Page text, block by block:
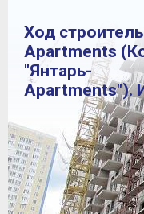
Ход
Apartments
"Янтарь-
Apartments").